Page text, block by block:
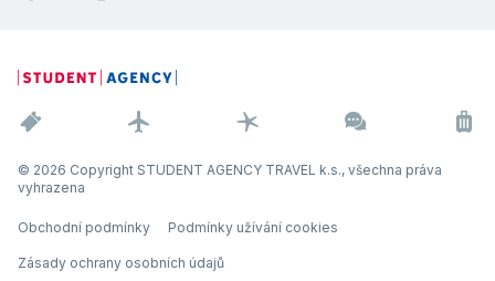
© 2026 Copyright STUDENT AGENCY TRAVEL k.s., všechna práva
vyhrazena
Obchodní podmínky Podmínky užívání cookies
Zásady ochrany osobních údajů